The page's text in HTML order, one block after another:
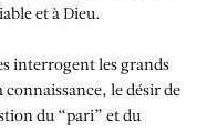
et à Dieu.
interrogent les grands
connaissance, le désir de
du “pari” et du